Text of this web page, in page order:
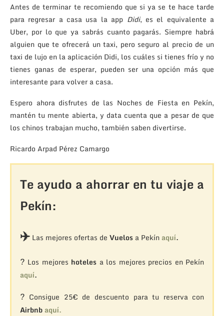
Antes de terminar te recomiendo que si ya se te hace tarde
para regresar a casa usa la app Didi, es el equivalente a
Uber, por lo que ya sabrás cuanto pagarás. Siempre habrá
alguien que te ofrecerá un taxi, pero seguro al precio de un
taxi de lujo en la aplicación Didi, los cuáles si tienes frío y no
tienes ganas de esperar, pueden ser una opción más que
interesante para volver a casa.
Espero ahora disfrutes de las Noches de Fiesta en Pekín,
mantén tu mente abierta, y data cuenta que a pesar de que
los chinos trabajan mucho, también saben divertirse.
Ricardo Arpad Pérez Camargo
Te ayudo a ahorrar en tu viaje a
Pekín:
✈️Las mejores ofertas de Vuelosa Pekín aquí.
? Los mejores hoteles a los mejores precios en Pekín
aquí.
? Consigue 25€ de descuento para tu reserva con
Airbnb aquí.